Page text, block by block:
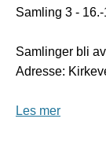
Samling 3 -
Samlinger bli
Adresse:
Les mer